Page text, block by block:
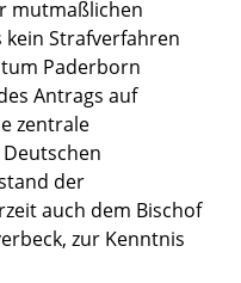
mutmaßlichen
Strafverfahren
Paderborn
Antrags auf
zentrale
der
auch dem Bischof
zur Kenntnis